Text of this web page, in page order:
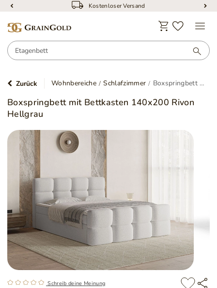
Kostenloser Versand
Zurück Wohnbereiche Schlafzimmer Boxspringbett mit Bettkasten 140x200 Rivon Hellgrau
Boxspringbett mit Bettkasten 140x200 Rivon
Hellgrau
Schreib deine Meinung